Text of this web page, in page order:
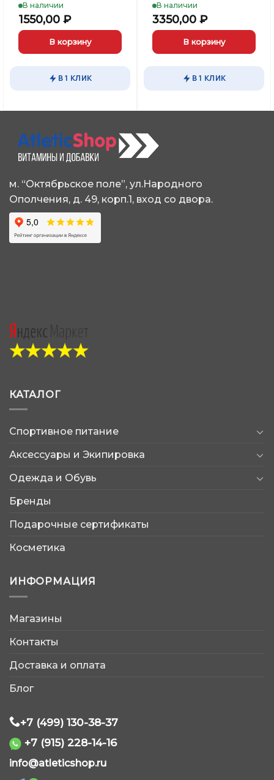
В наличии
1550,00 ₽
В корзину
В 1 КЛИК
В наличии
3350,00 ₽
В корзину
В 1 КЛИК
м. “Октябрьское поле”, ул.Народного
Ополчения, д. 49, корп.1, вход со двора.
КАТАЛОГ
Спортивное питание
Аксессуары и Экипировка
Одежда и Обувь
Бренды
Подарочные сертификаты
Косметика
ИНФОРМАЦИЯ
Магазины
Контакты
Доставка и оплата
Блог
+7 (499) 130-38-37
+7 (915) 228-14-16
info@atleticshop.ru